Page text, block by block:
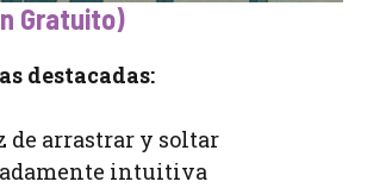
Gratuito)
destacadas:
de arrastrar y soltar
intuitiva